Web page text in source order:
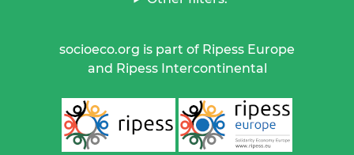
socioeco.org is part of Ripess Europe
and Ripess Intercontinental